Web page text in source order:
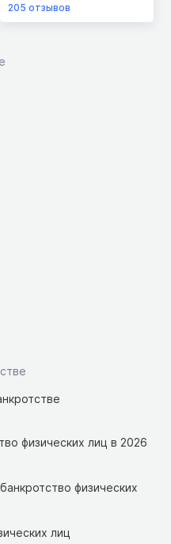
205отзывов
физических лиц в 2026
физических
лиц